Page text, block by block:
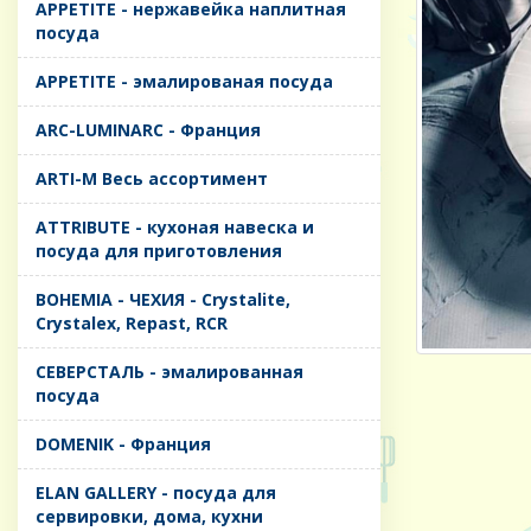
APPETITE - нержавейка наплитная
посуда
APPETITE - эмалированая посуда
ARC-LUMINARC - Франция
ARTI-M Весь ассортимент
ATTRIBUTE - кухоная навеска и
посуда для приготовления
BOHEMIA - ЧЕХИЯ - Crystalite,
Crystalex, Repast, RCR
CЕВЕРСТАЛЬ - эмалированная
посуда
DOMENIK - Франция
ELAN GALLERY - посуда для
сервировки, дома, кухни